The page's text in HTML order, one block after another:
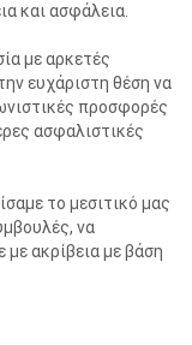
και ασφάλεια.
με αρκετές
ευχάριστη θέση να
προσφορές
ασφαλιστικές
το μεσιτικό μας
να
με ακρίβεια με βάση